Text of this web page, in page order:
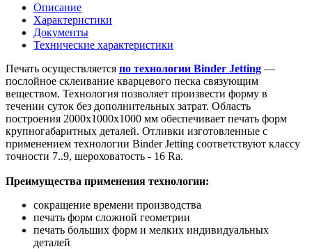
Описание
Характеристики
Документы
Технические характеристики
Печать осуществляется по технологии Binder Jetting —
послойное склеивание кварцевого песка связующим
веществом. Технология позволяет произвести форму в
течении суток без дополнительных затрат. Область
построения 2000х1000х1000 мм обеспечивает печать форм
крупногабаритных деталей. Отливки изготовленные с
применением технологии Binder Jetting соответствуют классу
точности 7..9, шероховатость - 16 Ra.
Преимущества применения технологии:
сокращение времени производства
печать форм сложной геометрии
печать больших форм и мелких индивидуальных
деталей